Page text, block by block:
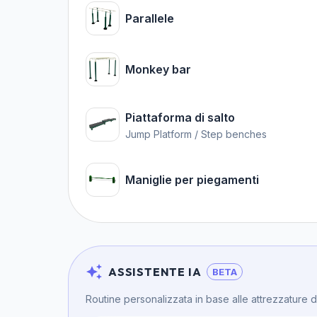
Parallele
Monkey bar
Piattaforma di salto
Jump Platform / Step benches
Maniglie per piegamenti
ASSISTENTE IA BETA
Routine personalizzata in base alle attrezzature